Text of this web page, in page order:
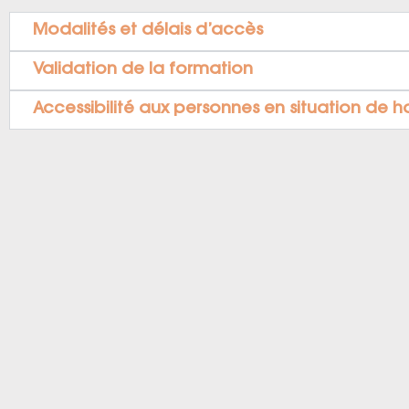
Modalités et délais d’accès
Validation de la formation
Accessibilité aux personnes en situation de